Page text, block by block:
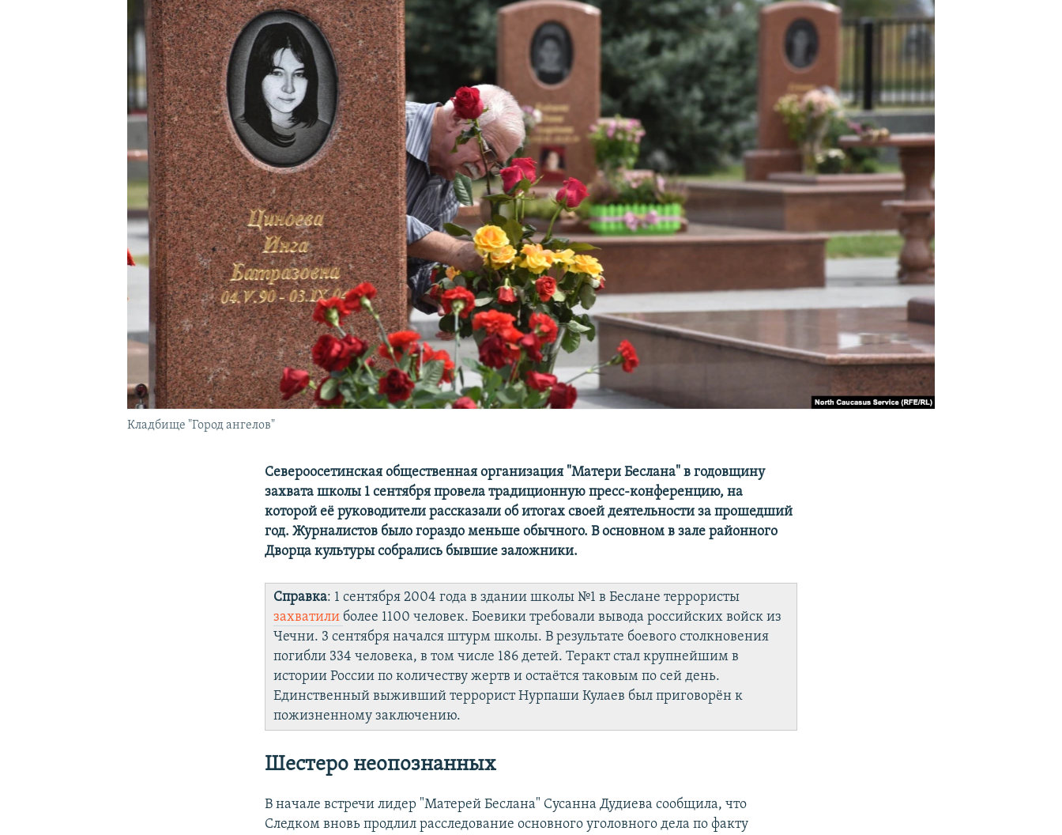
ПОДПИШИТЕСЬ НА РАССЫЛКУ
Кладбище "Город ангелов"
Североосетинская общественная организация "Матери Беслана" в годовщину
захвата школы 1 сентября провела традиционную пресс-конференцию, на
которой её руководители рассказали об итогах своей деятельности за прошедший
год. Журналистов было гораздо меньше обычного. В основном в зале районного
Дворца культуры собрались бывшие заложники.
Справка: 1 сентября 2004 года в здании школы №1 в Беслане террористы
захватили более 1100 человек. Боевики требовали вывода российских войск из
Чечни. 3 сентября начался штурм школы. В результате боевого столкновения
погибли 334 человека, в том числе 186 детей. Теракт стал крупнейшим в
истории России по количеству жертв и остаётся таковым по сей день.
Единственный выживший террорист Нурпаши Кулаев был приговорён к
пожизненному заключению.
Шестеро неопознанных
В начале встречи лидер "Матерей Беслана" Сусанна Дудиева сообщила, что
Следком вновь продлил расследование основного уголовного дела по факту